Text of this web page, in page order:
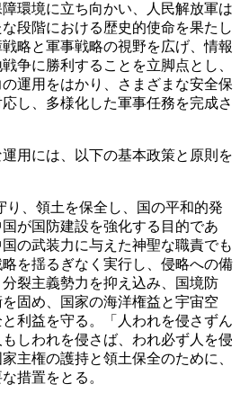
環境に立ち向かい、人民解放軍は
段階における歴史的使命を果たし
略と軍事戦略の視野を広げ、情報
争に勝利することを立脚点とし、
運用をはかり、さまざまな安全保
し、多様化した軍事任務を完成さ
用には、以下の基本政策と原則を
、領土を保全し、国の平和的発
が国防建設を強化する目的であ
の武装力に与えた神聖な職責でも
を揺るぎなく実行し、侵略への備
裂主義勢力を抑え込み、国境防
固め、国家の海洋権益と宇宙空
利益を守る。「人われを侵さずん
しわれを侵さば、われ必ず人を侵
主権の護持と領土保全のために、
措置をとる。